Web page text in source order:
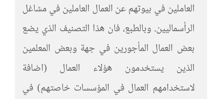
العاملين في بيوتهم عن العمال العاملين في مشاغل
الرأسماليين. وبالطبع، فان هذا التصنيف الذي يضع
بعض العمال المأجورين في جهة وبعض المعلمين
الذين يستخدمون هؤلاء العمال (اضافة
لاستخدامهم العمال في المؤسسات خاصتهم) في